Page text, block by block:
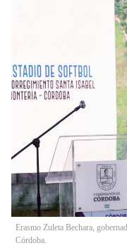
Erasmo Zuleta Bechara,
Córdoba.